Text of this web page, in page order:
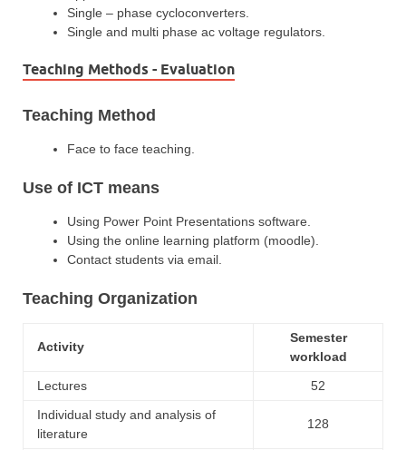
Single – phase cycloconverters.
Single and multi phase ac voltage regulators.
Teaching Methods - Evaluation
Teaching Method
Face to face teaching.
Use of ICT means
Using Power Point Presentations software.
Using the online learning platform (moodle).
Contact students via email.
Teaching Organization
Activity
Semester
workload
Lectures
52
Individual study and analysis of
literature
128